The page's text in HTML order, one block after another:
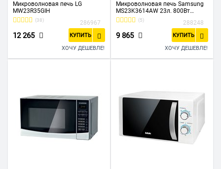
Микроволновая печь LG
MW23R35GIH
(38) 286967
12 265 КУПИТЬ
ХОЧУ ДЕШЕВЛЕ!
Микроволновая печь Samsung
MS23K3614AW 23л. 800Вт
белый, электронное управление
(5) 288248
9 865 КУПИТЬ
ХОЧУ ДЕШЕВЛЕ!